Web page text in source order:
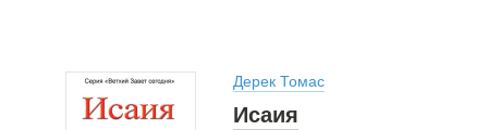
Дерек Томас
Исаия